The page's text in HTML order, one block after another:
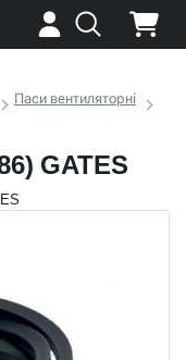
Паси вентиляторні
GATES